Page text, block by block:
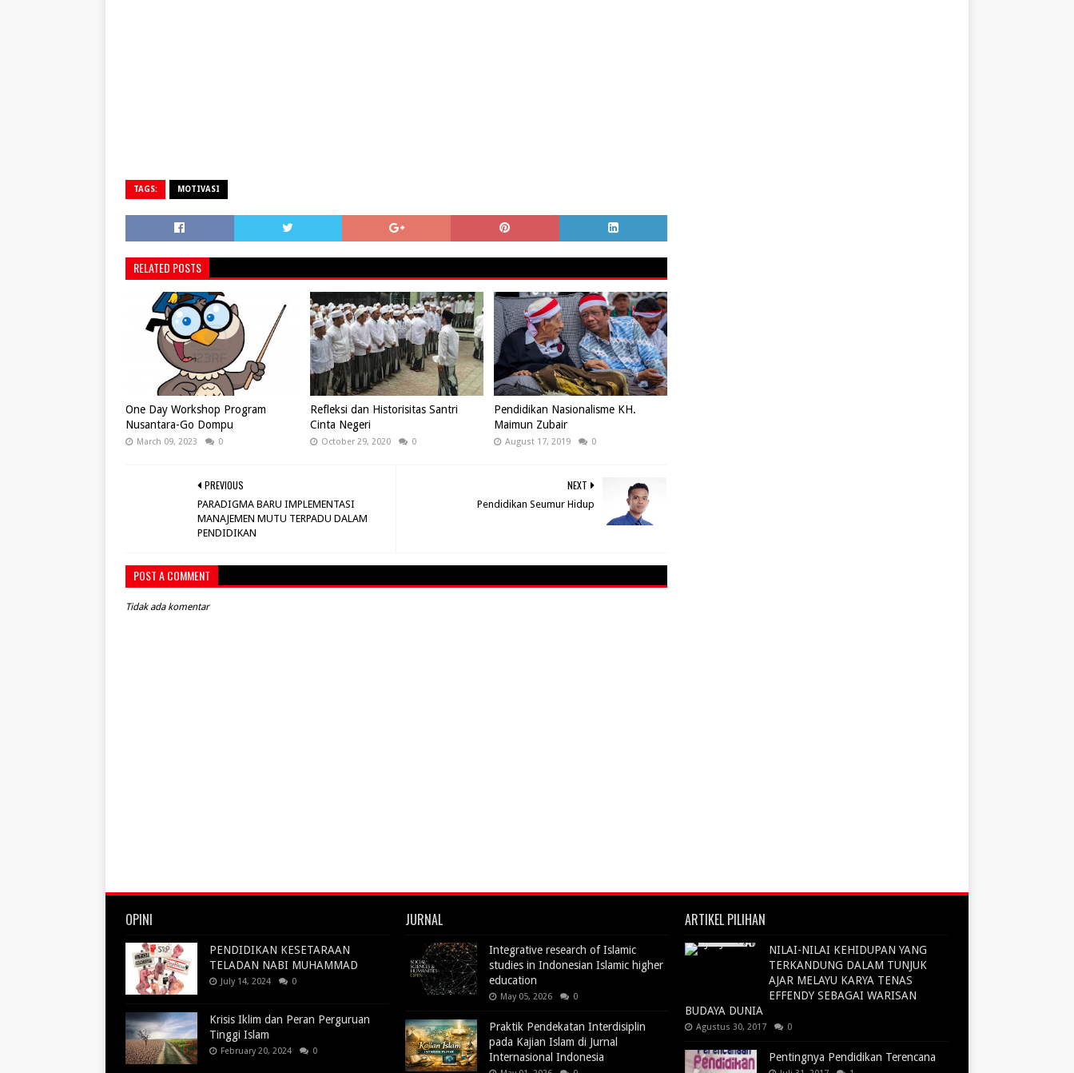
TAGS: MOTIVASI
RELATED POSTS
One Day Workshop Program
Nusantara-Go Dompu
March 09, 2023 0
Refleksi dan Historisitas Santri
Cinta Negeri
October 29, 2020 0
Pendidikan Nasionalisme KH.
Maimun Zubair
August 17, 2019 0
NEXT
Pendidikan Seumur Hidup
PREVIOUS
PARADIGMA BARU IMPLEMENTASI
MANAJEMEN MUTU TERPADU DALAM
PENDIDIKAN
POST A COMMENT
Tidak ada komentar
OPINI
PENDIDIKAN KESETARAAN
TELADAN NABI MUHAMMAD
July 14, 2024 0
Krisis Iklim dan Peran Perguruan
Tinggi Islam
February 20, 2024 0
JURNAL
Integrative research of Islamic
studies in Indonesian Islamic higher
education
May 05, 2026 0
Praktik Pendekatan Interdisiplin
pada Kajian Islam di Jurnal
Internasional Indonesia
ARTIKEL PILIHAN
NILAI-NILAI KEHIDUPAN YANG
TERKANDUNG DALAM TUNJUK
AJAR MELAYU KARYA TENAS
EFFENDY SEBAGAI WARISAN
BUDAYA DUNIA
Agustus 30, 2017 0
Pentingnya Pendidikan Terencana